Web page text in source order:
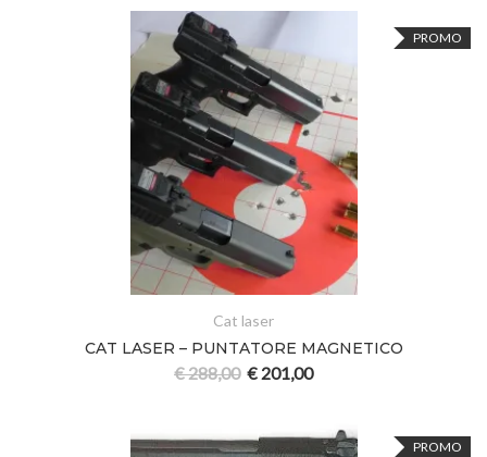
PROMO
Cat laser
CAT LASER – PUNTATORE MAGNETICO
€288,00 € 201,00
PROMO